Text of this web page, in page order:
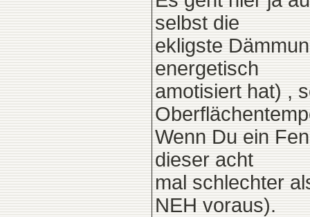
selbst die
ekligste
energetisch
amotisiert hat) ,
Wenn Du ein
dieser acht
mal schlechter
NEH voraus).